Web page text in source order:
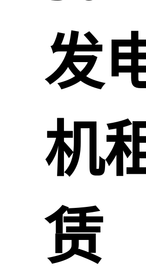
发
机
赁